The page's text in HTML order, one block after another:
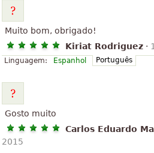
Muito bom, obrigado!
Kiriat Rodriguez ·
Linguagem: Espanhol Português
Gosto muito
Carlos Eduardo
2015